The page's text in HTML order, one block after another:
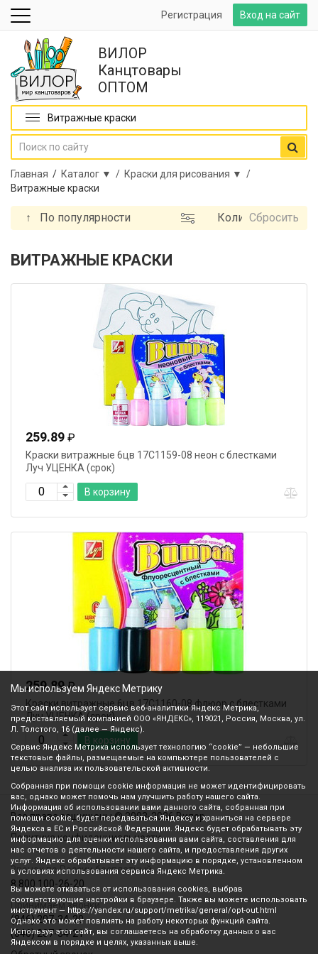
Вход на сайт
Регистрация
ВИЛОР
Канцтовары
ОПТОМ
Витражные краски
Главная / Каталог ▼ / Краски для рисования ▼ /
Витражные краски
↑ По популярности
Количество
Сбросить
ВИТРАЖНЫЕ КРАСКИ
259.89 ₽
Краски витражные 6цв 17С1159-08 неон с блестками
Луч УЦЕНКА (срок)
В корзину
259.89₽
Краски витражные 6цв 17С1160-08 флюор с блестками
Луч УЦЕНКА (срок)
В корзину
Все права защищены © 2003-2026 Вилор
Политика конфиденциальности
Звонок по России бесплатный
8 800 100-26-20
Принимаем звонки
(846) 207-34-20
(846) 207-34-21
Мы используем Яндекс Метрику
Этот сайт использует сервис веб-аналитики Яндекс Метрика,
предоставляемый компанией ООО «ЯНДЕКС», 119021, Россия, Москва, ул.
Л. Толстого, 16 (далее — Яндекс).
Сервис Яндекс Метрика использует технологию “cookie” — небольшие
текстовые файлы, размещаемые на компьютере пользователей с
целью анализа их пользовательской активности.
Собранная при помощи cookie информация не может идентифицировать
вас, однако может помочь нам улучшить работу нашего сайта.
Информация об использовании вами данного сайта, собранная при
помощи cookie, будет передаваться Яндексу и храниться на сервере
Яндекса в ЕС и Российской Федерации. Яндекс будет обрабатывать эту
информацию для оценки использования вами сайта, составления для
нас отчетов о деятельности нашего сайта, и предоставления других
услуг. Яндекс обрабатывает эту информацию в порядке, установленном
в условиях использования сервиса Яндекс Метрика.
Вы можете отказаться от использования cookies, выбрав
соответствующие настройки в браузере. Также вы можете использовать
инструмент — https://yandex.ru/support/metrika/general/opt-out.html
Однако это может повлиять на работу некоторых функций сайта.
Используя этот сайт, вы соглашаетесь на обработку данных о вас
Яндексом в порядке и целях, указанных выше.